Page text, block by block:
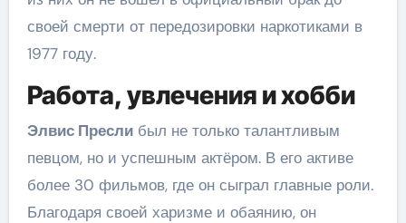
своей смерти от передозировки наркотиками в
1977 году.
Работа, увлечения и хобби
Элвис Преслибыл не только талантливым
певцом, но и успешным актёром. В его активе
более 30 фильмов, где он сыграл главные роли.
Благодаря своей харизме и обаянию, он